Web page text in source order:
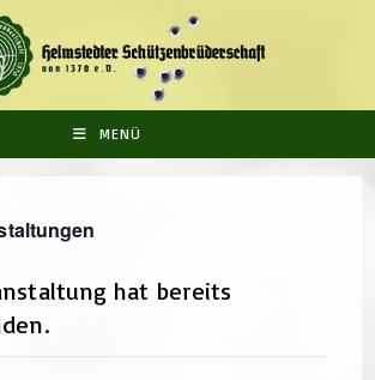
MENÜ
hat bereits